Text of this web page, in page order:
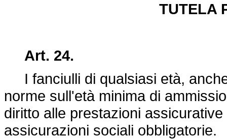
TUTELA
Art. 24.
I fanciulli di qualsiasi età,
norme sull'età minima di
diritto alle prestazioni
assicurazioni sociali obbligatorie.